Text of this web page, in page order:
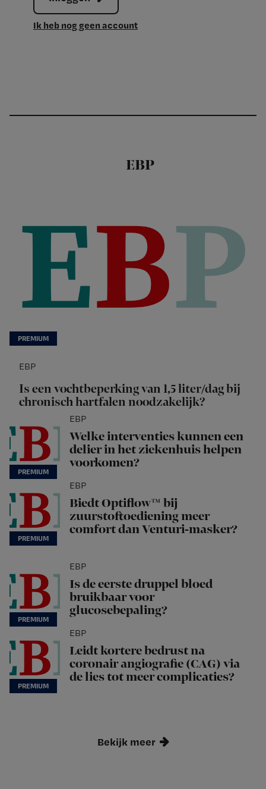
Ik heb nog geen account
EBP
EBP
Is een vochtbeperking van 1,5 liter/dag bij
chronisch hartfalen noodzakelijk?
EBP
Welke interventies kunnen een
delier in het ziekenhuis helpen
voorkomen?
EBP
Biedt Optiflow™ bij
zuurstoftoediening meer
comfort dan Venturi-masker?
EBP
Is de eerste druppel bloed
bruikbaar voor
glucosebepaling?
EBP
Leidt kortere bedrust na
coronair angiografie (CAG) via
de lies tot meer complicaties?
Bekijk meer